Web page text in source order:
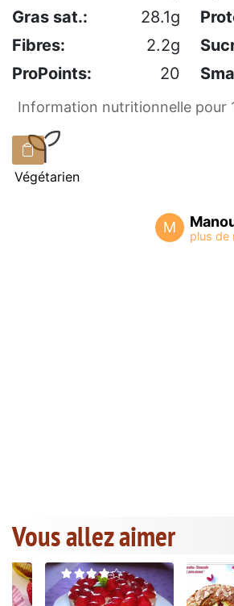
Gras sat.:
28.1g
Fibres:
2.2g
ProPoints:
20
Information nutritionnelle pour
Végétarien
M
Vous allez aimer